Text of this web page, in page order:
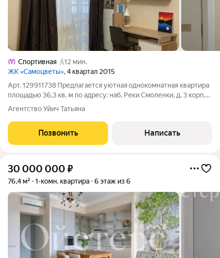
Спортивная
12 мин.
ЖК «Самоцветы», 4 квартал 2015
Арт. 129911738 Предлагается уютная однокомнатная квартира
площадью 36,3 кв. м по адресу: наб. Реки Смоленки, д. 3 корп.1
в ЖК «Самоцветы». Квартира просторная, светлая,
двор, прекрасный вид с
Агентство Уйич Татьяна
Позвонить Написать
30 000 000 ₽
76,4 м² 1-комн. квартира 6 этаж из 6